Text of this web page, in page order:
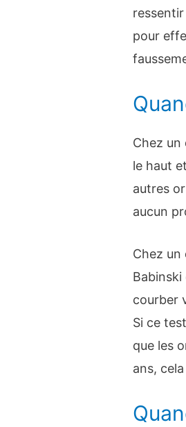
pour
Chez
le haut
autres
aucun
Chez un
courber
Si ce
que les
ans,